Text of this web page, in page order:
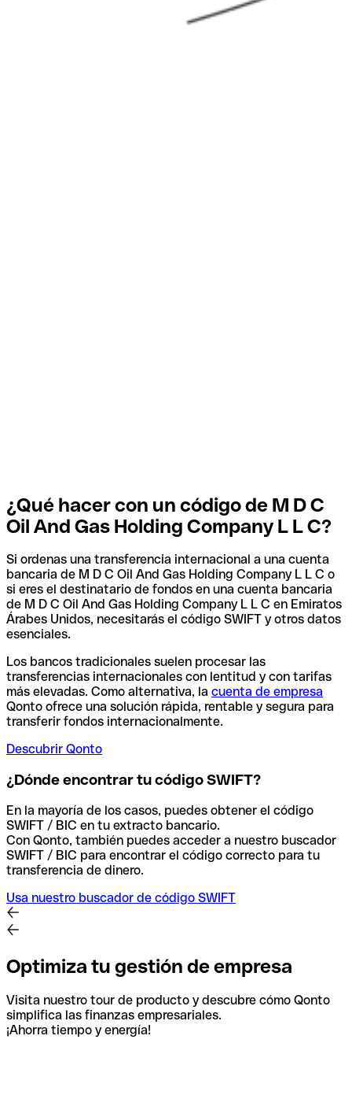
¿Qué hacer con un código de M D C
Oil And Gas Holding Company L L C?
Si ordenas una transferencia internacional a una cuenta
bancaria de M D C Oil And Gas Holding Company L L C o
si eres el destinatario de fondos en una cuenta bancaria
de M D C Oil And Gas Holding Company L L C en Emiratos
Árabes Unidos, necesitarás el código SWIFT y otros datos
esenciales.
Los bancos tradicionales suelen procesar las
transferencias internacionales con lentitud y con tarifas
más elevadas. Como alternativa, la cuenta de empresa
Qonto ofrece una solución rápida, rentable y segura para
transferir fondos internacionalmente.
Descubrir Qonto
¿Dónde encontrar tu código SWIFT?
En la mayoría de los casos, puedes obtener el código
SWIFT / BIC en tu extracto bancario.
Con Qonto, también puedes acceder a nuestro buscador
SWIFT / BIC para encontrar el código correcto para tu
transferencia de dinero.
Usa nuestro buscador de código SWIFT
Optimiza tu gestión de empresa
Visita nuestro tour de producto y descubre cómo Qonto
simplifica las finanzas empresariales.
¡Ahorra tiempo y energía!